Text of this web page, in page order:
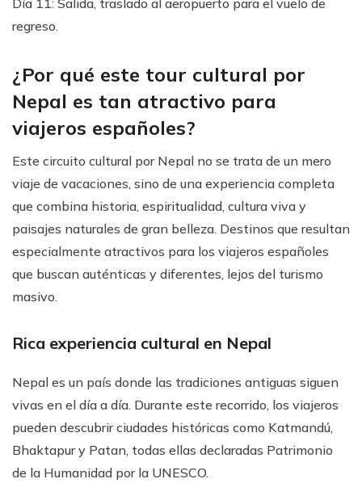
regreso.
¿Por qué este tour cultural por
Nepal es tan atractivo para
viajeros españoles?
Este circuito cultural por Nepal no se trata de un mero
viaje de vacaciones, sino de una experiencia completa
que combina historia, espiritualidad, cultura viva y
paisajes naturales de gran belleza. Destinos que resultan
especialmente atractivos para los viajeros españoles
que buscan auténticas y diferentes, lejos del turismo
masivo.
Rica experiencia cultural en Nepal
Nepal es un país donde las tradiciones antiguas siguen
vivas en el día a día. Durante este recorrido, los viajeros
pueden descubrir ciudades históricas como Katmandú,
Bhaktapur y Patan, todas ellas declaradas Patrimonio
de la Humanidad por la UNESCO.